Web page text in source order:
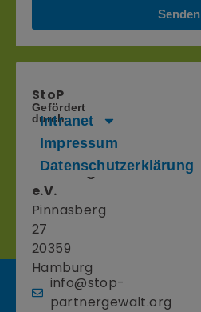
Senden
StoP
–
ohne
Partnergewalt
e.V.
Pinnasberg
27
20359
Hamburg
info@stop-
partnergewalt.org
Intranet
Impressum
Datenschutzerklärung
Gefördert
durch